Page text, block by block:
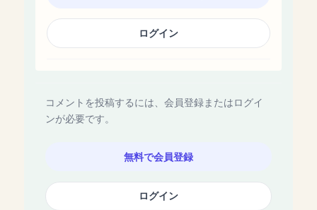
ログイン
コメントを投稿するには、会員登録またはログイ
ンが必要です。
無料で会員登録
ログイン